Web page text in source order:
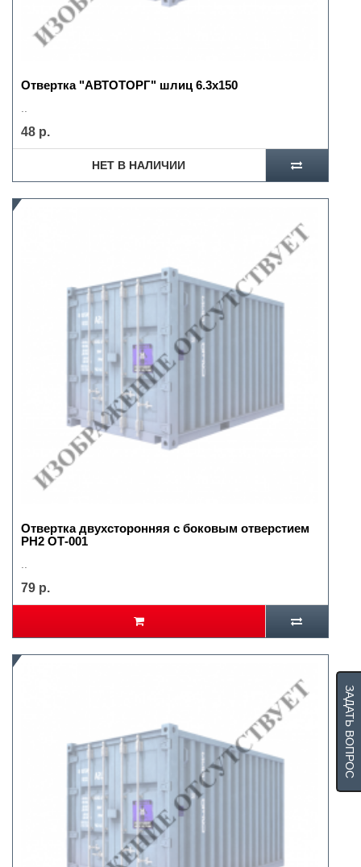
Отвертка "АВТОТОРГ" шлиц 6.3х150
48 р.
НЕТ В НАЛИЧИИ
Отвертка двухсторонняя с боковым отверстием
PH2 ОТ-001
79 р.
ЗАДАТЬ ВОПРОС